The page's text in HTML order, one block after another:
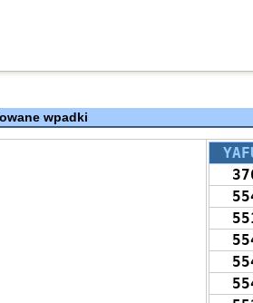
wpadki